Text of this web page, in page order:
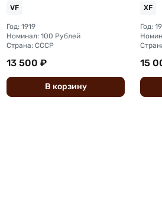
Юденич
VF
Год: 1919
Номинал: 100 Рублей
Страна: СССР
13 500 ₽
В корзину
XF
Год:
15